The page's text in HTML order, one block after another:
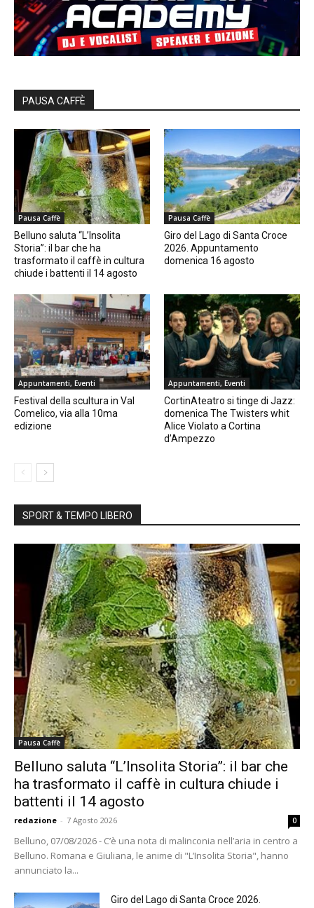
PAUSA CAFFÈ
Pausa Caffè
Belluno saluta “L’Insolita
Storia”: il bar che ha
trasformato il caffè in cultura
chiude i battenti il 14 agosto
Pausa Caffè
Giro del Lago di Santa Croce
2026. Appuntamento
domenica 16 agosto
Appuntamenti, Eventi
Festival della scultura in Val
Comelico, via alla 10ma
edizione
Appuntamenti, Eventi
CortinAteatro si tinge di Jazz:
domenica The Twisters whit
Alice Violato a Cortina
d’Ampezzo
SPORT & TEMPO LIBERO
Pausa Caffè
Belluno saluta “L’Insolita Storia”: il bar che
ha trasformato il caffè in cultura chiude i
battenti il 14 agosto
redazione - 7 Agosto 2026 0
Belluno, 07/08/2026 - C’è una nota di malinconia nell’aria in centro a
Belluno. Romana e Giuliana, le anime di "L’Insolita Storia", hanno
annunciato la...
Giro del Lago di Santa Croce 2026.